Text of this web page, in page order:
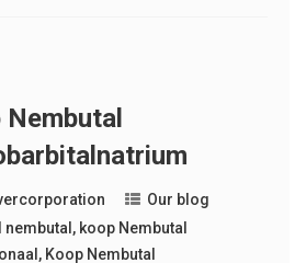
Nembutal
Our blog
nembutal, koop Nembutal
, Koop Nembutal